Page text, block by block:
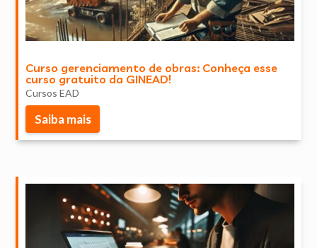
Curso gerenciamento de obras: Conheça esse
curso gratuito da GINEAD!
Cursos EAD
Saiba mais